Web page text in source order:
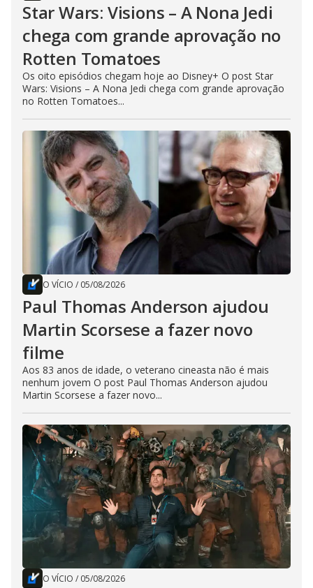
Star Wars: Visions – A Nona Jedi
chega com grande aprovação no
Rotten Tomatoes
Os oito episódios chegam hoje ao Disney+ O post Star
Wars: Visions – A Nona Jedi chega com grande aprovação
no Rotten Tomatoes...
O VÍCIO / 05/08/2026
Paul Thomas Anderson ajudou
Martin Scorsese a fazer novo
filme
Aos 83 anos de idade, o veterano cineasta não é mais
nenhum jovem O post Paul Thomas Anderson ajudou
Martin Scorsese a fazer novo...
O VÍCIO / 05/08/2026